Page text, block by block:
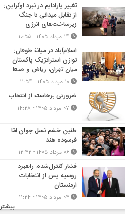
تغییر پارادایم در نبرد اوکراین:
از تقابل میدانی تا جنگ
زیرساخت‌های انرژی
اسلام‌آباد در میانۀ طوفان:
توازن استراتژیک پاکستان
میان تهران، ریاض و صنعا
ضرورتی برخاسته از انتخاب
طنین خشم نسل جوان امّا
فرسوده هند
فشار کنترل‌شده؛ راهبرد
روسیه پس از انتخابات
ارمنستان
بیشتر